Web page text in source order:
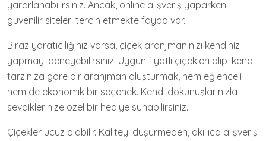
yararlanabilirsiniz. Ancak, online alışveriş yaparken
güvenilir siteleri tercih etmekte fayda var.
Biraz yaratıcılığınız varsa, çiçek aranjmanınızı kendiniz
yapmayı deneyebilirsiniz. Uygun fiyatlı çiçekleri alıp, kendi
tarzınıza göre bir aranjman oluşturmak, hem eğlenceli
hem de ekonomik bir seçenek. Kendi dokunuşlarınızla
sevdiklerinize özel bir hediye sunabilirsiniz.
Çiçekler ucuz olabilir. Kaliteyi düşürmeden, akıllıca alışveriş